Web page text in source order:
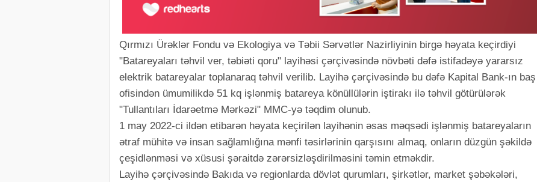
Qırmızı Ürəklər Fondu və Ekologiya və Təbii Sərvətlər Nazirliyinin birgə həyata keçirdiyi
"Batareyaları təhvil ver, təbiəti qoru" layihəsi çərçivəsində növbəti dəfə istifadəyə yararsız
elektrik batareyalar toplanaraq təhvil verilib. Layihə çərçivəsində bu dəfə Kapital Bank-ın baş
ofisindən ümumilikdə 51 kq işlənmiş batareya könüllülərin iştirakı ilə təhvil götürülərək
"Tullantıları İdarəetmə Mərkəzi" MMC-yə təqdim olunub.
1 may 2022-ci ildən etibarən həyata keçirilən layihənin əsas məqsədi işlənmiş batareyaların
ətraf mühitə və insan sağlamlığına mənfi təsirlərinin qarşısını almaq, onların düzgün şəkildə
çeşidlənməsi və xüsusi şəraitdə zərərsizləşdirilməsini təmin etməkdir.
Layihə çərçivəsində Bakıda və regionlarda dövlət qurumları, şirkətlər, market şəbəkələri,